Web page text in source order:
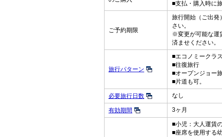
■支払・購入時に
ご予約期限
旅行開始（ご出発
さい。
※変更が可能な運
済ませください。
旅行パターン
■エコノミークラ
■往復旅行
■オープンジョー
■片道も可。
必要旅行日数 なし
有効期間 3ヶ月
■小児：大人運賃
■座席を使用する